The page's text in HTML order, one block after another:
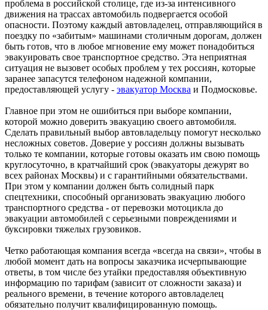
проблема в российской столице, где из-за интенсивного
движения на трассах автомобиль подвергается особой
опасности. Поэтому каждый автовладелец, отправляющийся в
поездку по «забитым» машинами столичным дорогам, должен
быть готов, что в любое мгновение ему может понадобиться
эвакуировать свое транспортное средство. Эта неприятная
ситуация не вызовет особых проблем у тех россиян, которые
заранее запасутся телефоном надежной компании,
предоставляющей услугу - эвакуатор Москва и Подмосковье.
Главное при этом не ошибиться при выборе компании,
которой можно доверить эвакуацию своего автомобиля.
Сделать правильный выбор автовладельцу помогут несколько
несложных советов. Доверие у россиян должны вызывать
только те компании, которые готовы оказать им свою помощь
круглосуточно, в кратчайший срок (эвакуаторы дежурят во
всех районах Москвы) и с гарантийными обязательствами.
При этом у компании должен быть солидный парк
спецтехники, способный организовать эвакуацию любого
транспортного средства - от перевозки мотоцикла до
эвакуации автомобилей с серьезными повреждениями и
буксировки тяжелых грузовиков.
Четко работающая компания всегда «всегда на связи», чтобы в
любой момент дать на вопросы заказчика исчерпывающие
ответы, в том числе без утайки предоставляя объективную
информацию по тарифам (зависит от сложности заказа) и
реального времени, в течение которого автовладелец
обязательно получит квалифицированную помощь.